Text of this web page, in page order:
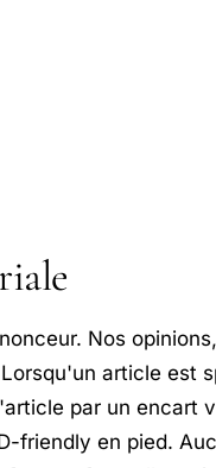
Nos
article est
par un encart
friendly en pied.